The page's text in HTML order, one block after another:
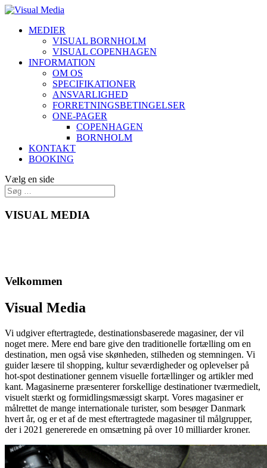
MEDIER
VISUAL BORNHOLM
VISUAL COPENHAGEN
INFORMATION
OM OS
SPECIFIKATIONER
ANSVARLIGHED
FORRETNINGSBETINGELSER
ONE-PAGER
COPENHAGEN
BORNHOLM
KONTAKT
BOOKING
Vælg en side
VISUAL MEDIA
Velkommen
Visual Media
Vi udgiver eftertragtede, destinationsbaserede magasiner, der vil
noget mere. Mere end bare give den traditionelle fortælling om en
destination, men også vise skønheden, stilheden og stemningen. Vi
guider læsere til shopping, kultur seværdigheder og oplevelser på
hot-spot destinationer gennem visuelle fortællinger og artikler med
kant. Magasinerne præsenterer forskellige destinationer tværmedielt,
visuelt stærkt og formidlingsmæssigt skarpt. Vores magasiner er
målrettet de mange internationale turister, som besøger Danmark
hvert år, og er et af de mest eftertragtede magasiner til målgrupper,
der i 2021 genererede en omsætning på over 10 milliarder kroner.